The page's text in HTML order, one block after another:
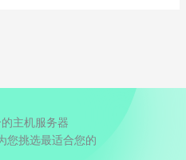
主机服务器
您挑选最适合您的